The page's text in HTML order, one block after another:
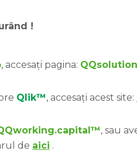
!
, accesați pagina:
Qlik™, accesați acest site:
, sau
de aici .